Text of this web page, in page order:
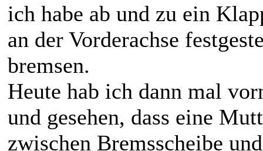
ich habe ab und zu ein
an der Vorderachse
bremsen.
Heute hab ich dann mal
und gesehen, dass eine
zwischen Bremsscheibe